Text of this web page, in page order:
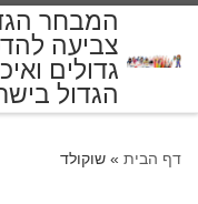
המבחר
צביעה
גדולים
הגדול
דף הבית » שוקולד